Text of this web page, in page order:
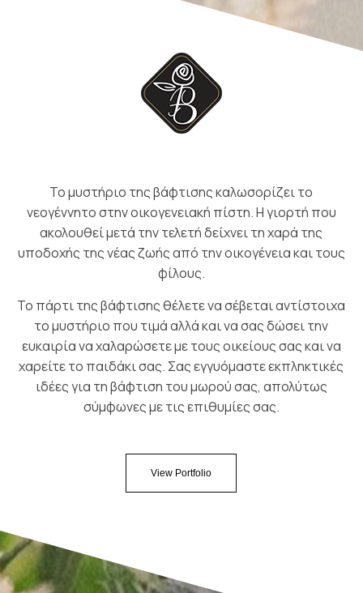
Το μυστήριο της βάφτισης καλωσορίζει το
νεογέννητο στην οικογενειακή πίστη. Η γιορτή που
ακολουθεί μετά την τελετή δείχνει τη χαρά της
υποδοχής της νέας ζωής από την οικογένεια και τους
φίλους.
Το πάρτι της βάφτισης θέλετε να σέβεται αντίστοιχα
το μυστήριο που τιμά αλλά και να σας δώσει την
ευκαιρία να χαλαρώσετε με τους οικείους σας και να
χαρείτε το παιδάκι σας. Σας εγγυόμαστε εκπληκτικές
ιδέες για τη βάφτιση του μωρού σας, απολύτως
σύμφωνες με τις επιθυμίες σας.
View Portfolio